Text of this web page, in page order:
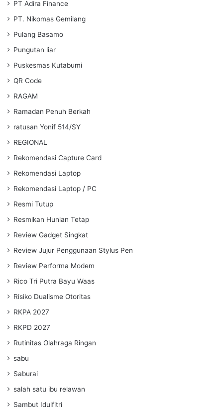
PT Adira Finance
PT. Nikomas Gemilang
Pulang Basamo
Pungutan liar
Puskesmas Kutabumi
QR Code
RAGAM
Ramadan Penuh Berkah
ratusan Yonif 514/SY
REGIONAL
Rekomendasi Capture Card
Rekomendasi Laptop
Rekomendasi Laptop / PC
Resmi Tutup
Resmikan Hunian Tetap
Review Gadget Singkat
Review Jujur Penggunaan Stylus Pen
Review Performa Modem
Rico Tri Putra Bayu Waas
Risiko Dualisme Otoritas
RKPA 2027
RKPD 2027
Rutinitas Olahraga Ringan
sabu
Saburai
salah satu ibu relawan
Sambut Idulfitri